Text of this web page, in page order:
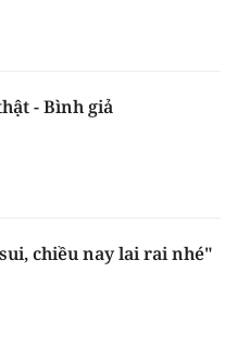
- Bình giả
chiều nay lai rai nhé"